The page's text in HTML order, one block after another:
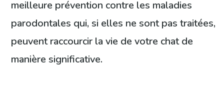
meilleure prévention contre les maladies
parodontales qui, si elles ne sont pas traitées,
peuvent raccourcir la vie de votre chat de
manière significative.